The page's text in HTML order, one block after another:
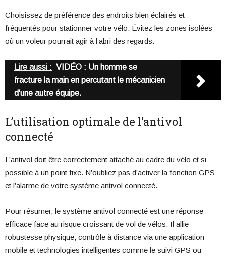
Choisissez de préférence des endroits bien éclairés et
fréquentés pour stationner votre vélo. Évitez les zones isolées
où un voleur pourrait agir à l’abri des regards.
Lire aussi : VIDÉO : Un homme se
fracture la main en percutant le mécanicien
d'une autre équipe.
L’utilisation optimale de l’antivol
connecté
L’antivol doit être correctement attaché au cadre du vélo et si
possible à un point fixe. N’oubliez pas d’activer la fonction GPS
et l’alarme de votre système antivol connecté.
Pour résumer, le système antivol connecté est une réponse
efficace face au risque croissant de vol de vélos. Il allie
robustesse physique, contrôle à distance via une application
mobile et technologies intelligentes comme le suivi GPS ou